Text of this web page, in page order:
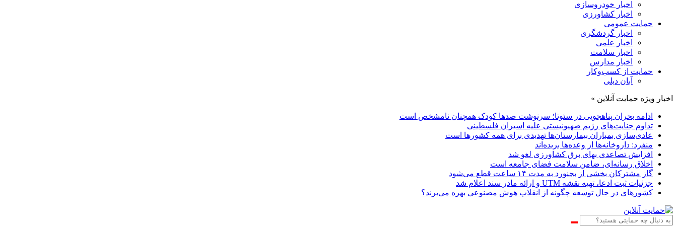
اخبار خودروسازی
اخبار کشاورزی
حمایت عمومی
اخبار گردشگری
اخبار علمی
اخبار سلامت
اخبار مدارس
حمایت از کسب‌وکار
آبان دیلی
اخبار ویژه حمایت آنلاین »
ادامه بحران پناهجویی در سئوتا؛ سرنوشت صدها کودک همچنان نامشخص است
تداوم جنایت‌های رژیم صهیونیستی علیه اسیران فلسطینی
عادی‌سازی بمباران بیمارستان‌ها تهدیدی برای همه کشورها است
منفرد: داروخانه‌ها از وعده‌ها بریده‌اند
افزایش تصاعدی بهای برق کشاورزی لغو شد
اخلاق رسانه‌ای، ضامن سلامت فضای جامعه است
گاز مشترکان بخشی از بجنورد به مدت ۱۴ ساعت قطع می‌شود
جزئیات ثبت ادعا، تهیه نقشه UTM و ارائه مادر سند اعلام شد
کشورهای در حال توسعه چگونه از انقلاب هوش مصنوعی بهره می‌برند؟